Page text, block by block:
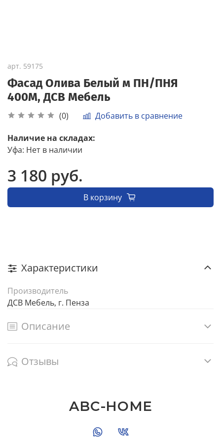
арт. 59175
Фасад Олива Белый м ПН/ПНЯ
400М, ДСВ Мебель
(0) Добавить в сравнение
Наличие на складах:
Уфа: Нет в наличии
3 180 руб.
В корзину
Характеристики
Производитель
ДСВ Мебель, г. Пенза
Описание
Отзывы
ABC-HOME